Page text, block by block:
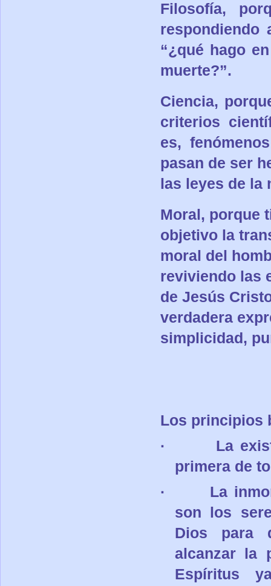
Filosofía,
respondiendo
“¿qué hago
muerte?”.
Ciencia,
criterios
es,
pasan de ser
las leyes de la
Moral , porque
objetivo la
moral del
reviviendo las
de Jesús
verdadera
simplicidad,
Los principios
·
La
primera de
·
La
son los
Dios para
alcanzar la
Espíritus